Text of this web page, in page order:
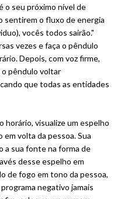
o seu próximo nível de
sentirem o fluxo de energia
vocês todos sairão."
vezes e faça o pêndulo
Depois, com voz firme,
o pêndulo voltar
que todas as entidades
horário, visualize um espelho
volta da pessoa. Sua
a sua fonte na forma de
desse espelho em
de fogo em tono da pessoa,
negativo jamais